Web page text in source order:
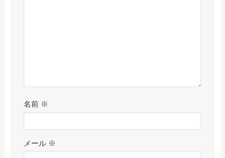
名前 ※
メール ※